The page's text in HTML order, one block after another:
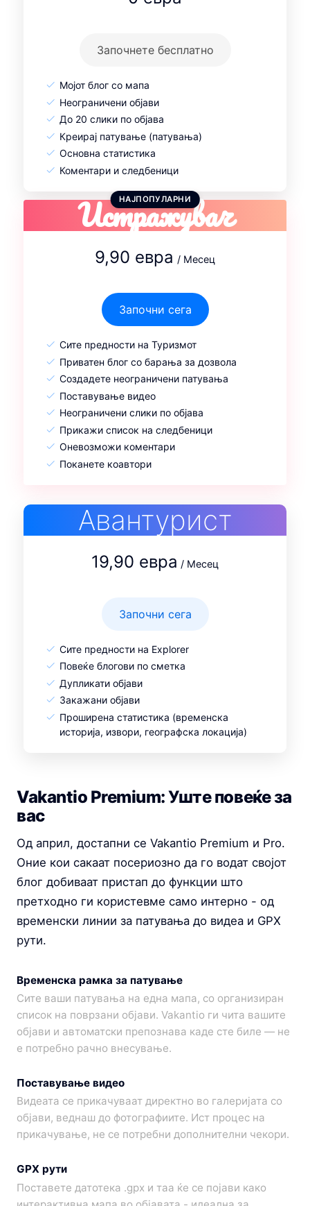
Започнете бесплатно
Мојот блог со мапа
Неограничени објави
До 20 слики по објава
Креирај патување (патувања)
Основна статистика
Коментари и следбеници
НАЈПОПУЛАРНИ
Истражувач
9,90 евра / Месец
Започни сега
Сите предности на Туризмот
Приватен блог со барања за дозвола
Создадете неограничени патувања
Поставување видео
Неограничени слики по објава
Прикажи список на следбеници
Оневозможи коментари
Поканете коавтори
Авантурист
19,90 евра / Месец
Започни сега
Сите предности на Explorer
Повеќе блогови по сметка
Дупликати објави
Закажани објави
Проширена статистика (временска
историја, извори, географска локација)
Vakantio Premium: Уште повеќе за
вас
Од април, достапни се Vakantio Premium и Pro.
Оние кои сакаат посериозно да го водат својот
блог добиваат пристап до функции што
претходно ги користевме само интерно - од
временски линии за патувања до видеа и GPX
рути.
Временска рамка за патување
Сите ваши патувања на една мапа, со организиран
список на поврзани објави. Vakantio ги чита вашите
објави и автоматски препознава каде сте биле — не
е потребно рачно внесување.
Поставување видео
Видеата се прикачуваат директно во галеријата со
објави, веднаш до фотографиите. Ист процес на
прикачување, не се потребни дополнителни чекори.
GPX рути
Поставете датотека .gpx и таа ќе се појави како